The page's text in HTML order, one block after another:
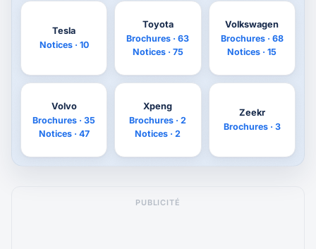
Tesla
Notices · 10
Toyota
Brochures · 63
Notices · 75
Volkswagen
Brochures · 68
Notices · 15
Volvo
Brochures · 35
Notices · 47
Xpeng
Brochures · 2
Notices · 2
Zeekr
Brochures · 3
PUBLICITÉ